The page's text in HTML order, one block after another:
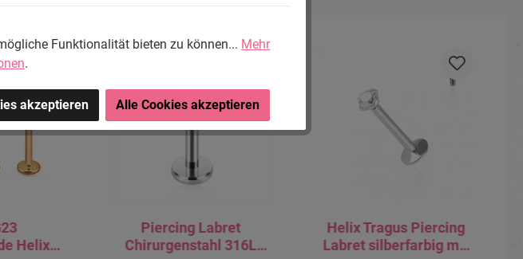
Helix
Piercing Labret
Chirurgenstahl 316L
Helix Tragus Piercing
Labret silberfarbig mit
Funktionalität bieten zu können... Mehr
.
akzeptieren Alle Cookies akzeptieren